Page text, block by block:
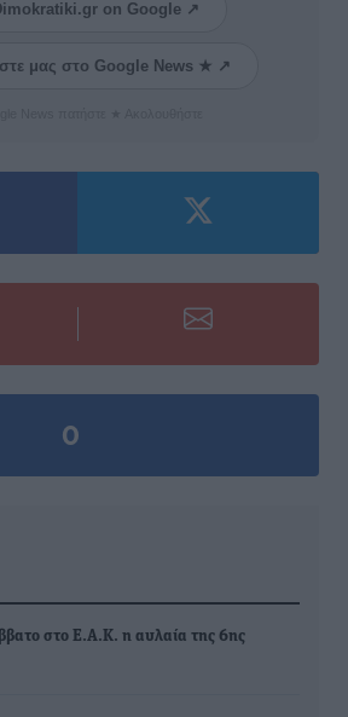
on Google ↗
μας στο Google News ★ ↗
0
στο Ε.Α.Κ. η αυλαία της 6ης